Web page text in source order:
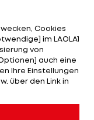
das 1:0
auf den 2.
hat.
Cookies
im LAOLA1
von
auch eine
Ihre Einstellungen
über den Link in